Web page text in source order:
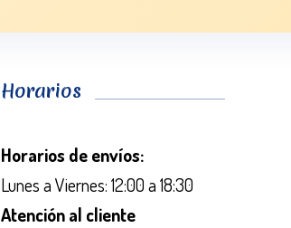
Horarios
Horarios de envíos:
Lunes a Viernes: 12:00 a 18:30
Atención al cliente